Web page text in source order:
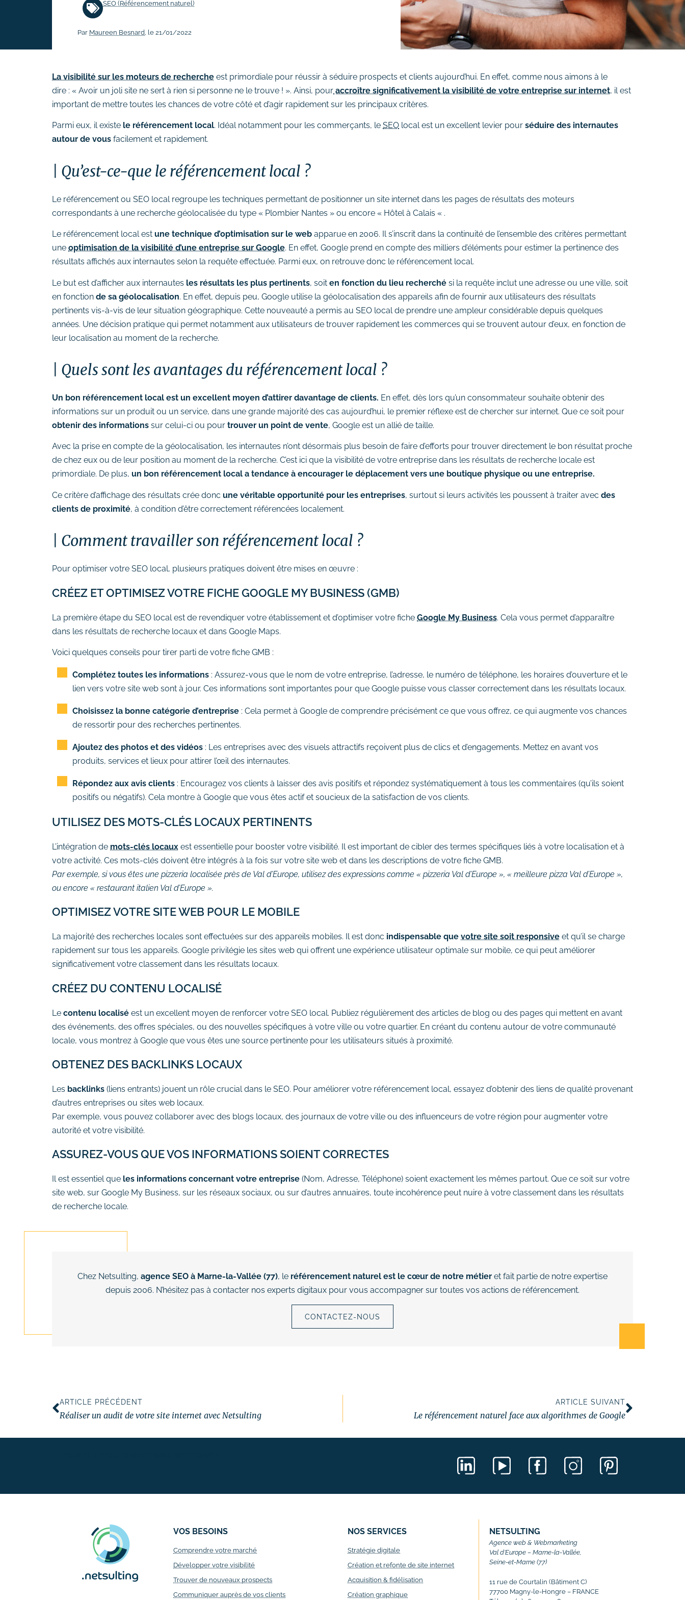
# Rédaction de contenus
Acquisition & fidélisation
# Référencement payant (SEA)
# Community management
(SMO)
(SMA)
# Emailing
Création graphique
# Graphisme print
# Identité visuelle
# Webdesign
Suivi des performances
Formations
naturel)
# Formation SEA (Google Ads)
# Formation SMO (community
management)
réseaux sociaux)
# Formation newsletter &
# Formation gestion de sites
internet
bureautique
# Formation Photoshop
# Formation Intelligence
Artificielle
SEO (Référencement naturel)
Par Maureen Besnard , le 21/01/2022
La visibilité sur les moteurs de recherche est primordiale pour réussir à séduire prospects et clients aujourd’hui. En effet, comme nous aimons à le
dire : « Avoir un joli site ne sert à rien si personne ne le trouve ! ». Ainsi, pour accroître significativement la visibilité de votre entreprise sur internet, il est
important de mettre toutes les chances de votre côté et d’agir rapidement sur les principaux critères.
Parmi eux, il existe le référencement local. Idéal notamment pour les commerçants, le SEO local est un excellent levier pour séduire des internautes
autour de vous facilement et rapidement.
Qu’est-ce-que le référencement local ?
Le référencement ou SEO local regroupe les techniques permettant de positionner un site internet dans les pages de résultats des moteurs
correspondants à une recherche géolocalisée du type « Plombier Nantes » ou encore « Hôtel à Calais « .
Le référencement local est une technique d’optimisation sur le web apparue en 2006. Il s’inscrit dans la continuité de l’ensemble des critères permettant
une optimisation de la visibilité d’une entreprise sur Google. En effet, Google prend en compte des milliers d’éléments pour estimer la pertinence des
résultats affichés aux internautes selon la requête effectuée. Parmi eux, on retrouve donc le référencement local.
Le but est d’afficher aux internautes les résultats les plus pertinents, soit en fonction du lieu recherché si la requête inclut une adresse ou une ville, soit
en fonction de sa géolocalisation. En effet, depuis peu, Google utilise la géolocalisation des appareils afin de fournir aux utilisateurs des résultats
pertinents vis-à-vis de leur situation géographique. Cette nouveauté a permis au SEO local de prendre une ampleur considérable depuis quelques
années. Une décision pratique qui permet notamment aux utilisateurs de trouver rapidement les commerces qui se trouvent autour d’eux, en fonction de
leur localisation au moment de la recherche.
Quels sont les avantages du référencement local ?
Un bon référencement local est un excellent moyen d’attirer davantage de clients. En effet, dès lors qu’un consommateur souhaite obtenir des
informations sur un produit ou un service, dans une grande majorité des cas aujourd’hui, le premier réflexe est de chercher sur internet. Que ce soit pour
obtenir des informations sur celui-ci ou pour trouver un point de vente, Google est un allié de taille.
Avec la prise en compte de la géolocalisation, les internautes n’ont désormais plus besoin de faire d’efforts pour trouver directement le bon résultat proche
de chez eux ou de leur position au moment de la recherche. C’est ici que la visibilité de votre entreprise dans les résultats de recherche locale est
primordiale. De plus, un bon référencement local a tendance à encourager le déplacement vers une boutique physique ou une entreprise.
Ce critère d’affichage des résultats crée donc une véritable opportunité pour les entreprises, surtout si leurs activités les poussent à traiter avec des
clients de proximité, à condition d’être correctement référencées localement.
Comment travailler son référencement local ?
Pour optimiser votre SEO local, plusieurs pratiques doivent être mises en œuvre :
CRÉEZ ET OPTIMISEZ VOTRE FICHE GOOGLE MY BUSINESS (GMB)
La première étape du SEO local est de revendiquer votre établissement et d’optimiser votre fiche Google My Business. Cela vous permet d’apparaître
dans les résultats de recherche locaux et dans Google Maps.
Voici quelques conseils pour tirer parti de votre fiche GMB :
Complétez toutes les informations : Assurez-vous que le nom de votre entreprise, l’adresse, le numéro de téléphone, les horaires d’ouverture et le
lien vers votre site web sont à jour. Ces informations sont importantes pour que Google puisse vous classer correctement dans les résultats locaux.
Choisissez la bonne catégorie d’entreprise : Cela permet à Google de comprendre précisément ce que vous offrez, ce qui augmente vos chances
de ressortir pour des recherches pertinentes.
Ajoutez des photos et des vidéos : Les entreprises avec des visuels attractifs reçoivent plus de clics et d’engagements. Mettez en avant vos
produits, services et lieux pour attirer l’œil des internautes.
Répondez aux avis clients : Encouragez vos clients à laisser des avis positifs et répondez systématiquement à tous les commentaires (qu’ils soient
positifs ou négatifs). Cela montre à Google que vous êtes actif et soucieux de la satisfaction de vos clients.
UTILISEZ DES MOTS-CLÉS LOCAUX PERTINENTS
L’intégration de mots-clés locaux est essentielle pour booster votre visibilité. Il est important de cibler des termes spécifiques liés à votre localisation et à
votre activité. Ces mots-clés doivent être intégrés à la fois sur votre site web et dans les descriptions de votre fiche GMB.
Par exemple, si vous êtes une pizzeria localisée près de Val d’Europe, utilisez des expressions comme « pizzeria Val d’Europe », « meilleure pizza Val d’Europe »,
ou encore « restaurant italien Val d’Europe ».
OPTIMISEZ VOTRE SITE WEB POUR LE MOBILE
La majorité des recherches locales sont effectuées sur des appareils mobiles. Il est donc indispensable que votre site soit responsive et qu’il se charge
rapidement sur tous les appareils. Google privilégie les sites web qui offrent une expérience utilisateur optimale sur mobile, ce qui peut améliorer
significativement votre classement dans les résultats locaux.
CRÉEZ DU CONTENU LOCALISÉ
Le contenu localisé est un excellent moyen de renforcer votre SEO local. Publiez régulièrement des articles de blog ou des pages qui mettent en avant
des événements, des offres spéciales, ou des nouvelles spécifiques à votre ville ou votre quartier. En créant du contenu autour de votre communauté
locale, vous montrez à Google que vous êtes une source pertinente pour les utilisateurs situés à proximité.
OBTENEZ DES BACKLINKS LOCAUX
Les backlinks (liens entrants) jouent un rôle crucial dans le SEO. Pour améliorer votre référencement local, essayez d’obtenir des liens de qualité provenant
d’autres entreprises ou sites web locaux.
Par exemple, vous pouvez collaborer avec des blogs locaux, des journaux de votre ville ou des influenceurs de votre région pour augmenter votre
autorité et votre visibilité.
ASSUREZ-VOUS QUE VOS INFORMATIONS SOIENT CORRECTES
Il est essentiel que les informations concernant votre entreprise (Nom, Adresse, Téléphone) soient exactement les mêmes partout. Que ce soit sur votre
site web, sur Google My Business, sur les réseaux sociaux, ou sur d’autres annuaires, toute incohérence peut nuire à votre classement dans les résultats
de recherche locale.
Chez Netsulting, agence SEO à Marne-la-Vallée (77), le référencement naturel est le cœur de notre métier et fait partie de notre expertise
depuis 2006. N’hésitez pas à contacter nos experts digitaux pour vous accompagner sur toutes vos actions de référencement.
CONTACTEZ-NOUS
ARTICLE PRÉCÉDENT
Réaliser un audit de votre site internet avec Netsulting
ARTICLE SUIVANT
Le référencement naturel face aux algorithmes de Google
VOS BESOINS
Comprendre votre marché
Développer votre visibilité
Trouver de nouveaux prospects
Communiquer auprès de vos clients
NOS SERVICES
Stratégie digitale
Création et refonte de site internet
Acquisition & fidélisation
Création graphique
NETSULTING
Agence web & Webmarketing
Val d’Europe – Marne-la-Vallée,
Seine-et-Marne (77)
11 rue de Courtalin (Bâtiment C)
77700 Magny-le-Hongre – FRANCE